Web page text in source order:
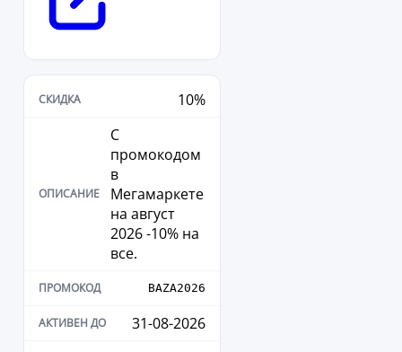
10%
С
промокодом
в
Мегамаркете
на август
2026 -10% на
все.
BAZA2026
31-08-2026